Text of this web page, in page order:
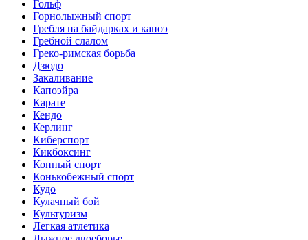
Гольф
Горнолыжный спорт
Гребля на байдарках и каноэ
Гребной слалом
Греко-римская борьба
Дзюдо
Закаливание
Капоэйра
Карате
Кендо
Керлинг
Киберспорт
Кикбоксинг
Конный спорт
Конькобежный спорт
Кудо
Кулачный бой
Культуризм
Легкая атлетика